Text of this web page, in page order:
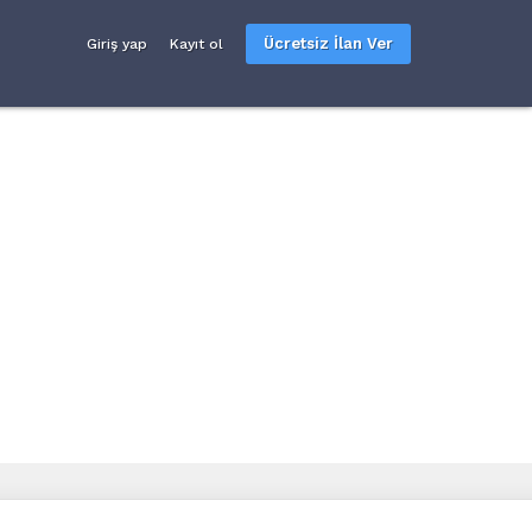
Giriş yap Kayıt ol Ücretsiz İlan Ver